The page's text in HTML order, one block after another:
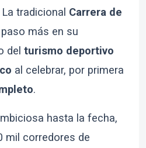
tradicional Carrera de
más en su
del turismo deportivo
al celebrar, por primera
.
hasta la fecha,
mil corredores de